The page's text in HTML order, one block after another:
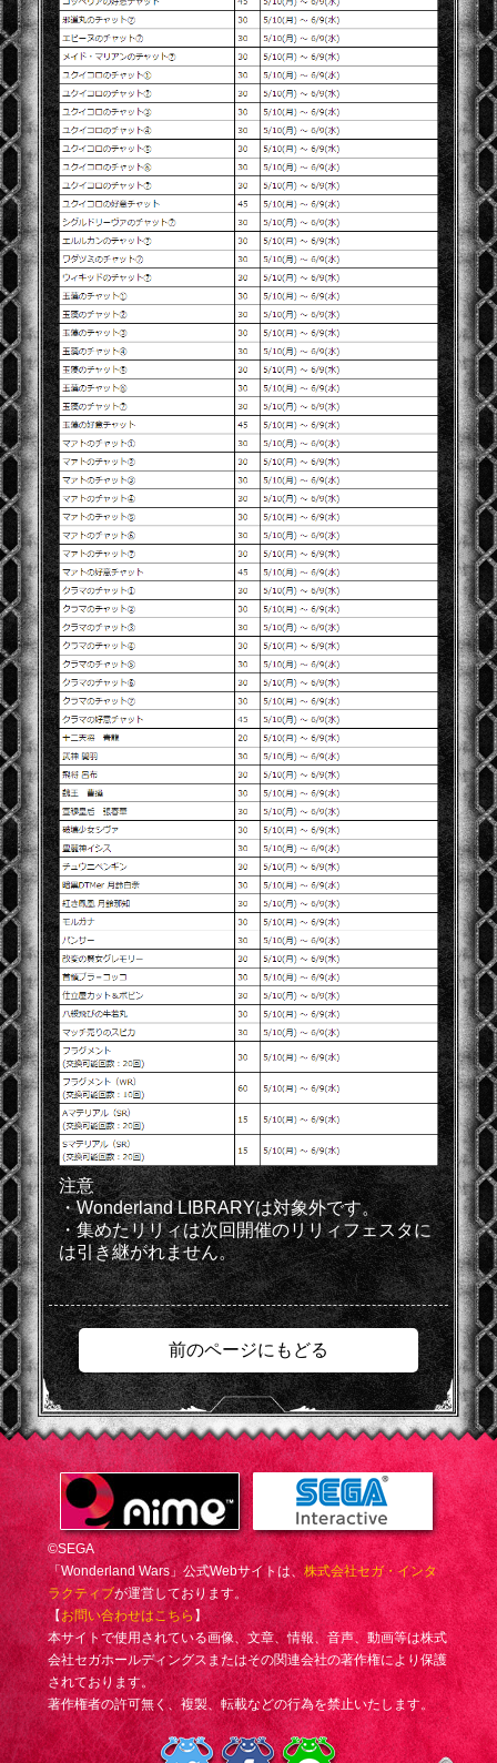
注意
・Wonderland LIBRARYは対象外です。
・集めたリリィは次回開催のリリィフェスタに
は引き継がれません。
前のページにもどる
©SEGA
「Wonderland Wars」公式Webサイトは、株式会社セガ・インタ
ラクティブが運営しております。
【お問い合わせはこちら】
本サイトで使用されている画像、文章、情報、音声、動画等は株式
会社セガホールディングスまたはその関連会社の著作権により保護
されております。
著作権者の許可無く、複製、転載などの行為を禁止いたします。